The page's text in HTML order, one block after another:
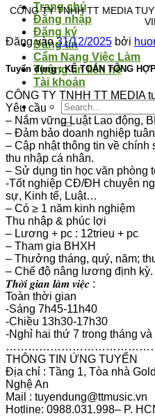
Trang chủ
Đăng nhập
Đăng ký
Đăng tin
Cẩm Nang Việc Làm
Thông tin liên hệ
Tài khoản
CÔNG TY TNHH TT MEDIA
Đăng vào31/12/2025 bởi
Tuyển dụng : KẾ TOÁN TỔNG
CÔNG TY TNHH TT MEDIA
Yêu cầu
– Nắm vững Luật Lao động,
– Đảm bảo doanh nghiệp
– Cập nhật thông tin về chính
thu nhập cá nhân.
– Sử dụng tin học văn phòng
-Tốt nghiệp CĐ/ĐH chuyên
sự, Kinh tế, Luật…
– Có ≥ 1 năm kinh nghiệm
Thu nhập & phúc lợi
– Lương + pc : 12trieu + pc
– Tham gia BHXH
– Thưởng tháng, quý, năm;
– Chế độ nâng lương định kỳ.
𝑻𝒉𝒐̛̀𝒊 𝒈𝒊𝒂𝒏 𝒍𝒂̀𝒎 𝒗𝒊𝒆̣̂𝒄 :
Toàn thời gian
-Sáng 7h45-11h40
-Chiều 13h30-17h30
-Nghỉ hai thứ 7 trong tháng và
THÔNG TIN ỨNG TUYỂN
Địa chỉ : Tầng 1, Tòa nhà
Nghệ An
Mail : tuyendung@ttmusic.vn
Hotline: 0988.031.998– P.